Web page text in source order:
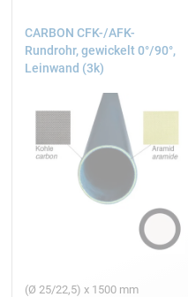
CARBON CFK-/AFK-
Rundrohr, gewickelt 0°/90°,
Leinwand (3k)
(Ø 25/22,5) x 1500 mm